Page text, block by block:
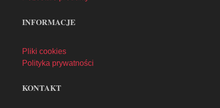
INFORMACJE
Pliki cookies
Polityka prywatności
KONTAKT